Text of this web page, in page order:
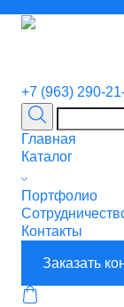
+7 (963) 290-
Главная
Каталог
Портфолио
Контакты
Заказать